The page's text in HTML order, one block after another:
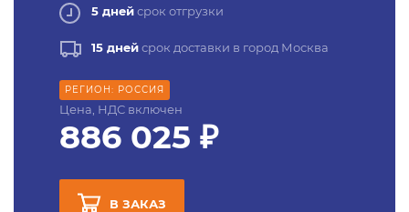
5 днейсрок отгрузки
15 днейсрок доставки в город Москва
РЕГИОН: РОССИЯ
Цена, НДС включен
886 025 ₽
В ЗАКАЗ